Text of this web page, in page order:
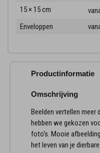
15 × 15 cm
Enveloppen
Productinformatie
Omschrijving
Beelden vertellen meer
hebben we gekozen
foto's. Mooie
het leven van je dierbare.